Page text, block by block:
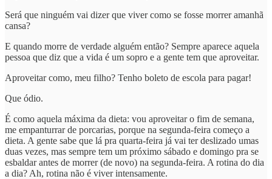
Será que ninguém vai dizer que viver como se fosse morrer amanhã
cansa?
E quando morre de verdade alguém então? Sempre aparece aquela
pessoa que diz que a vida é um sopro e a gente tem que aproveitar.
Aproveitar como, meu filho? Tenho boleto de escola para pagar!
Que ódio.
É como aquela máxima da dieta: vou aproveitar o fim de semana,
me empanturrar de porcarias, porque na segunda-feira começo a
dieta. A gente sabe que lá pra quarta-feira já vai ter deslizado umas
duas vezes, mas sempre tem um próximo sábado e domingo pra se
esbaldar antes de morrer (de novo) na segunda-feira. A rotina do dia
a dia? Ah, rotina não é viver intensamente.